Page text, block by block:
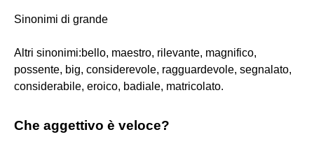
Sinonimi di grande
Altri sinonimi:bello, maestro, rilevante, magnifico,
possente, big, considerevole, ragguardevole, segnalato,
considerabile, eroico, badiale, matricolato.
Che aggettivo è veloce?